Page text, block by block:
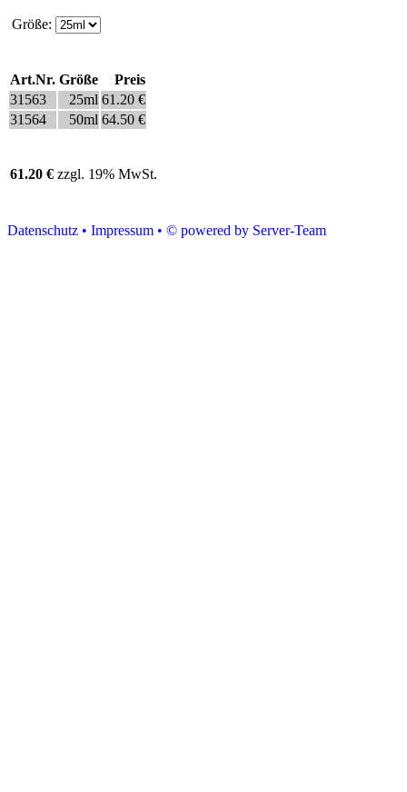
Größe:
Art.Nr. Größe
Preis
31563
25ml 61.20 €
31564
50ml 64.50 €
61.20 € zzgl. 19% MwSt.
Datenschutz • Impressum • © powered by Server-Team